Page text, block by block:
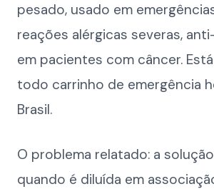
pesado, usado em
reações alérgicas severas,
em pacientes com câncer.
todo carrinho de emergência
Brasil.
O problema relatado: a
quando é diluída em